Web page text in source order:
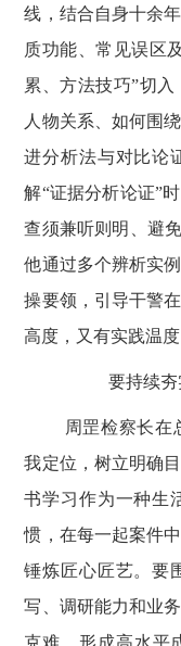
线，结合自身十余
质功能、常见误区
累、方法技巧”切
人物关系、如何围
进分析法与对比论
解“证据分析论证”
查须兼听则明、避
他通过多个辨析实
操要领，引导干警
高度，又有实践温
要持续
周罡检察长在
我定位，树立明确
书学习作为一种生
惯，在每一起案件
锤炼匠心匠艺。要
写、调研能力和业
克难，形成高水平